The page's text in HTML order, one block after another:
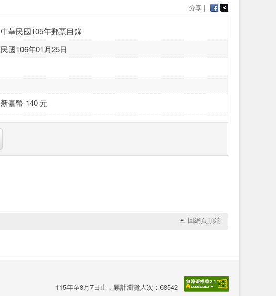
分享 |
中華民國105年郵票目錄
民國106年01月25日
新臺幣 140 元
回網頁頂端
115年至8月7日止，累計瀏覽人次：68542